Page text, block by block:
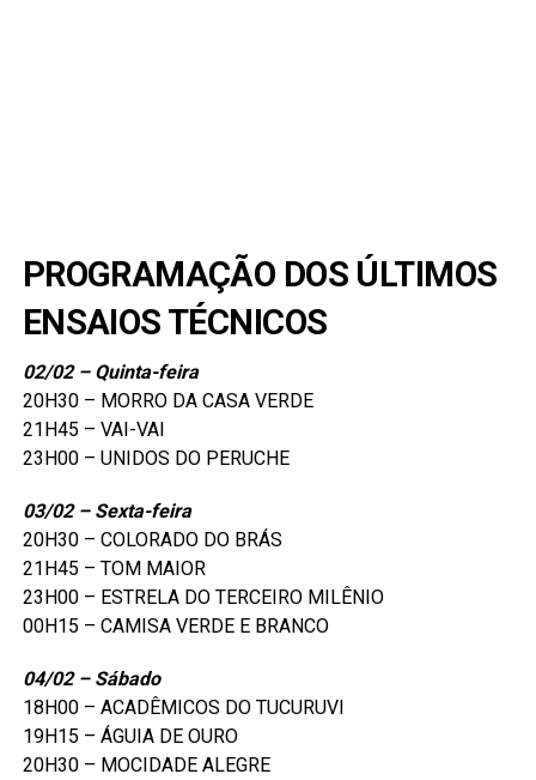
PROGRAMAÇÃO DOS ÚLTIMOS
ENSAIOS TÉCNICOS
02/02 – Quinta-feira
20H30 – MORRO DA CASA VERDE
21H45 – VAI-VAI
23H00 – UNIDOS DO PERUCHE
03/02 – Sexta-feira
20H30 – COLORADO DO BRÁS
21H45 – TOM MAIOR
23H00 – ESTRELA DO TERCEIRO MILÊNIO
00H15 – CAMISA VERDE E BRANCO
04/02 – Sábado
18H00 – ACADÊMICOS DO TUCURUVI
19H15 – ÁGUIA DE OURO
20H30 – MOCIDADE ALEGRE